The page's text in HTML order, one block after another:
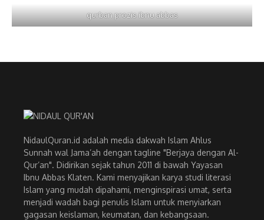
qurban prozis ibnu abbas
NidaulQuran.id adalah media dakwah Islam Ahlus
Sunnah wal Jama’ah dengan tagline "Berjaya dengan Al-
Qur’an". Didirikan sejak tahun 2011 di bawah Yayasan
Ibnu Abbas Klaten. Kami menyajikan karya studi literasi
Islam yang mudah dipahami, menginspirasi umat, serta
menjadi wadah bagi penulis Islam untuk menyiarkan
gagasan keislaman, keumatan, dan kebangsaan.